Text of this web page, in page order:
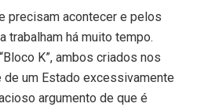
precisam acontecer e pelos
trabalham há muito tempo.
K”, ambos criados nos
um Estado excessivamente
argumento de que é